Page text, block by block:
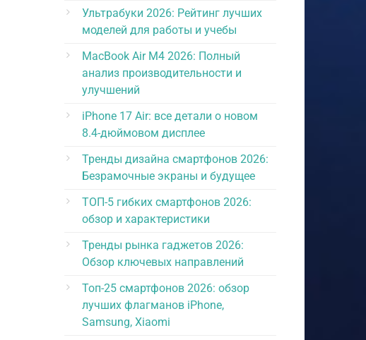
Ультрабуки 2026: Рейтинг лучших
моделей для работы и учебы
MacBook Air M4 2026: Полный
анализ производительности и
улучшений
iPhone 17 Air: все детали о новом
8.4-дюймовом дисплее
Тренды дизайна смартфонов 2026:
Безрамочные экраны и будущее
ТОП-5 гибких смартфонов 2026:
обзор и характеристики
Тренды рынка гаджетов 2026:
Обзор ключевых направлений
Топ-25 смартфонов 2026: обзор
лучших флагманов iPhone,
Samsung, Xiaomi